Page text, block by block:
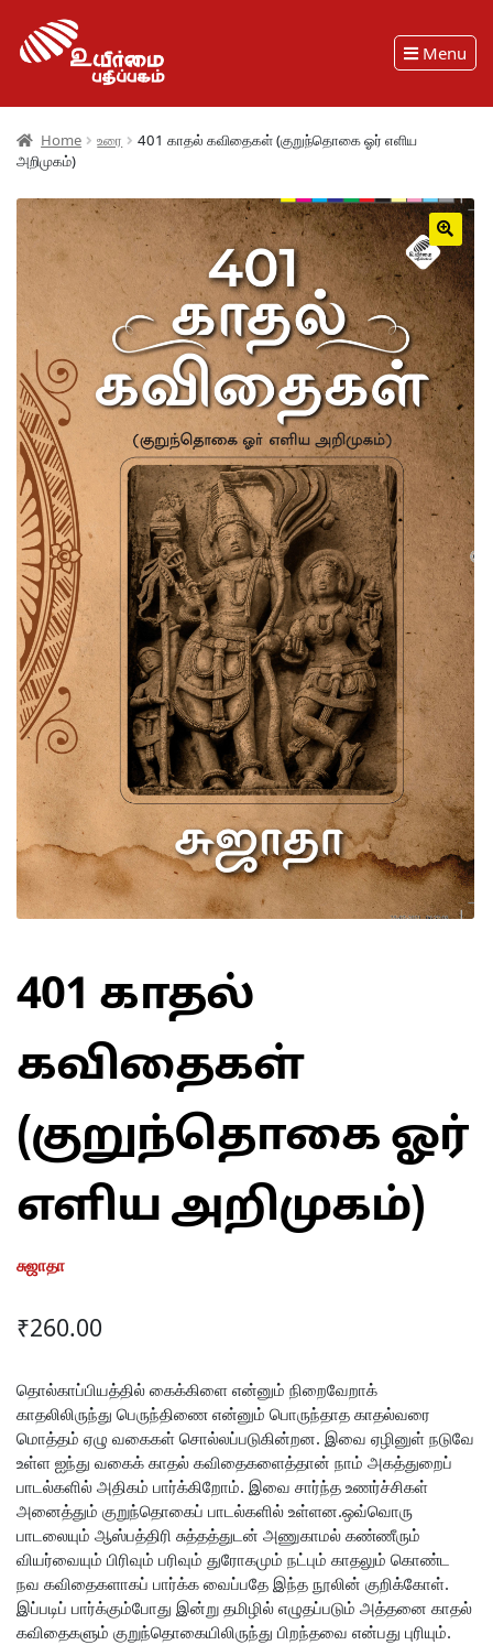
Menu
Home உரை
401 காதல் கவிதைகள் (குறுந்தொகை ஓர் எளிய
அறிமுகம்)
401 காதல்
கவிதைகள்
(குறுந்தொகை ஓர்
எளிய அறிமுகம்)
சுஜாதா
₹260.00
தொல்காப்பியத்தில் கைக்கிளை என்னும் நிறைவேறாக்
காதலிலிருந்து பெருந்திணை என்னும் பொருந்தாத காதல்வரை
மொத்தம் ஏழு வகைகள் சொல்லப்படுகின்றன. இவை ஏழினுள் நடுவே
உள்ள ஐந்து வகைக் காதல் கவிதைகளைத்தான் நாம் அகத்துறைப்
பாடல்களில் அதிகம் பார்க்கிறோம். இவை சார்ந்த உணர்ச்சிகள்
அனைத்தும் குறுந்தொகைப் பாடல்களில் உள்ளன.ஒவ்வொரு
பாடலையும் ஆஸ்பத்திரி சுத்தத்துடன் அணுகாமல் கண்ணீரும்
வியர்வையும் பிரிவும் பரிவும் துரோகமும் நட்பும் காதலும் கொண்ட
நவ கவிதைகளாகப் பார்க்க வைப்பதே இந்த நூலின் குறிக்கோள்.
இப்படிப் பார்க்கும்போது இன்று தமிழில் எழுதப்படும் அத்தனை காதல்
கவிதைகளும் குறுந்தொகையிலிருந்து பிறந்தவை என்பது புரியும்.